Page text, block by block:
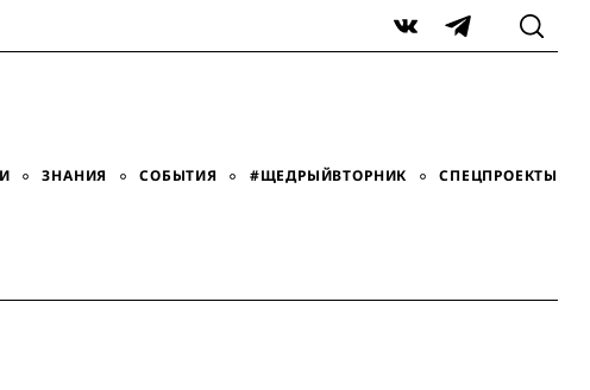
VK Telegram
ЗНАНИЯ СОБЫТИЯ #ЩЕДРЫЙВТОРНИК СПЕЦПРОЕКТЫ